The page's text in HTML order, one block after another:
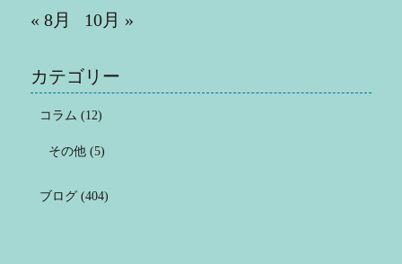
« 8月 10月 »
カテゴリー
コラム (12)
その他(5)
ブログ(404)